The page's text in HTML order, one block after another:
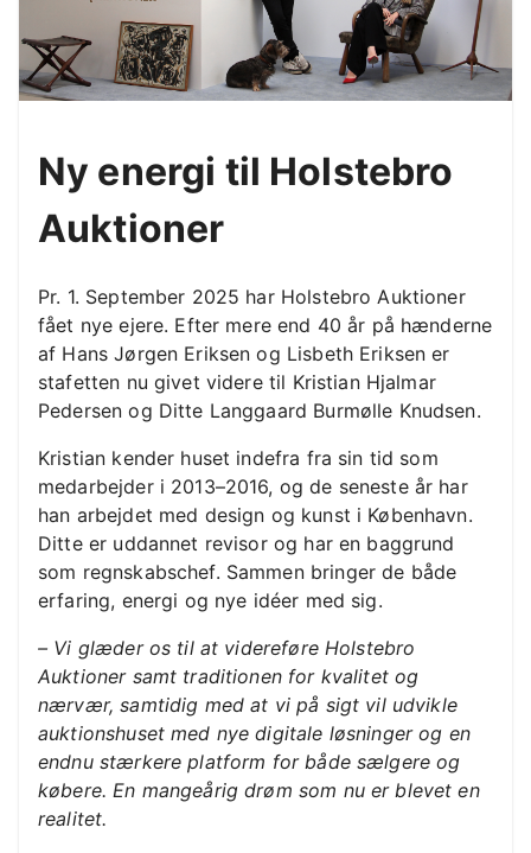
Ny energi til Holstebro
Auktioner
Pr. 1. September 2025 har Holstebro Auktioner
fået nye ejere. Efter mere end 40 år på hænderne
af Hans Jørgen Eriksen og Lisbeth Eriksen er
stafetten nu givet videre til Kristian Hjalmar
Pedersen og Ditte Langgaard Burmølle Knudsen.
Kristian kender huset indefra fra sin tid som
medarbejder i 2013–2016, og de seneste år har
han arbejdet med design og kunst i København.
Ditte er uddannet revisor og har en baggrund
som regnskabschef. Sammen bringer de både
erfaring, energi og nye idéer med sig.
– Vi glæder os til at videreføre Holstebro
Auktioner samt traditionen for kvalitet og
nærvær, samtidig med at vi på sigt vil udvikle
auktionshuset med nye digitale løsninger og en
endnu stærkere platform for både sælgere og
købere. En mangeårig drøm som nu er blevet en
realitet.